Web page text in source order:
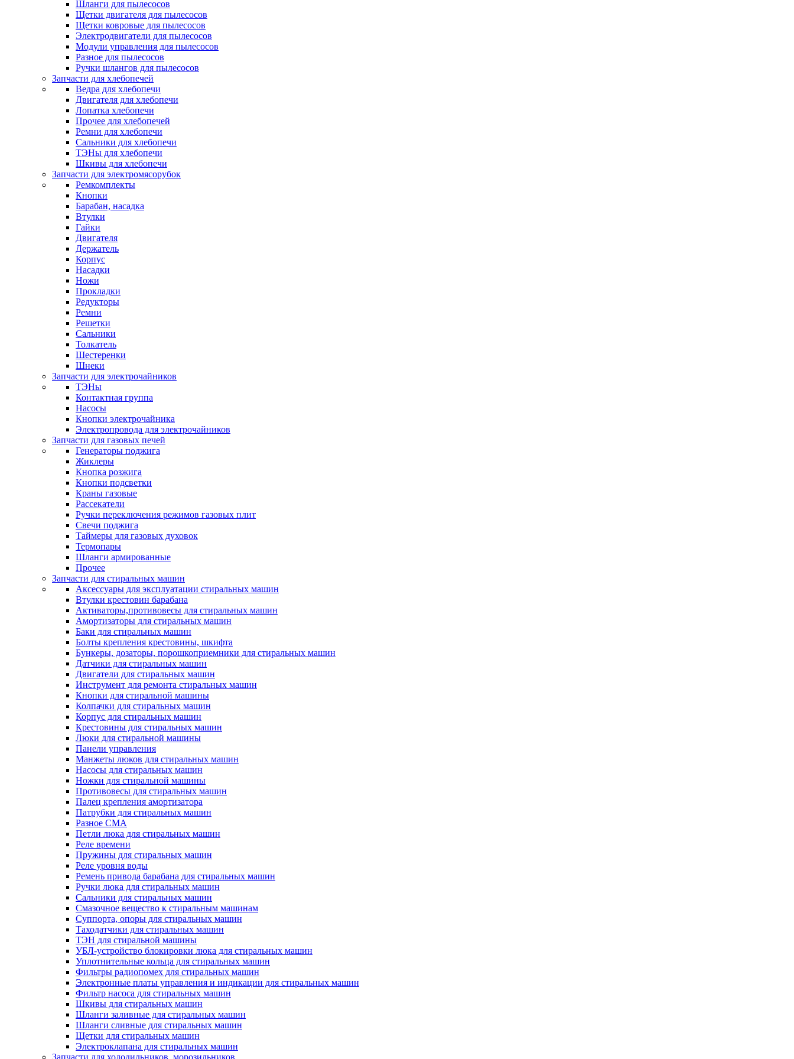
Шланги для пылесосов
Щетки двигателя для пылесосов
Щетки ковровые для пылесосов
Электродвигатели для пылесосов
Модули управления для пылесосов
Разное для пылесосов
Ручки шлангов для пылесосов
Запчасти для хлебопечей
Ведра для хлебопечи
Двигателя для хлебопечи
Лопатка хлебопечи
Прочее для хлебопечей
Ремни для хлебопечи
Сальники для хлебопечи
ТЭНы для хлебопечи
Шкивы для хлебопечи
Запчасти для электромясорубок
Ремкомплекты
Кнопки
Барабан, насадка
Втулки
Гайки
Двигателя
Держатель
Корпус
Насадки
Ножи
Прокладки
Редукторы
Ремни
Решетки
Сальники
Толкатель
Шестеренки
Шнеки
Запчасти для электрочайников
ТЭНы
Контактная группа
Насосы
Кнопки электрочайника
Электропровода для электрочайников
Запчасти для газовых печей
Генераторы поджига
Жиклеры
Кнопка розжига
Кнопки подсветки
Краны газовые
Рассекатели
Ручки переключения режимов газовых плит
Свечи поджига
Таймеры для газовых духовок
Термопары
Шланги армированные
Прочее
Запчасти для стиральных машин
Аксессуары для эксплуатации стиральных машин
Втулки крестовин барабана
Активаторы,противовесы для стиральных машин
Амортизаторы для стиральных машин
Баки для стиральных машин
Болты крепления крестовины, шкифта
Бункеры, дозаторы, порошкоприемники для стиральных машин
Датчики для стиральных машин
Двигатели для стиральных машин
Инструмент для ремонта стиральных машин
Кнопки для стиральной машины
Колпачки для стиральных машин
Корпус для стиральных машин
Крестовины для стиральных машин
Люки для стиральной машины
Панели управления
Манжеты люков для стиральных машин
Насосы для стиральных машин
Ножки для стиральной машины
Противовесы для стиральных машин
Палец крепления амортизатора
Патрубки для стиральных машин
Разное СМА
Петли люка для стиральных машин
Реле времени
Пружины для стиральных машин
Реле уровня воды
Ремень привода барабана для стиральных машин
Ручки люка для стиральных машин
Сальники для стиральных машин
Смазочное вещество к стиральным машинам
Суппорта, опоры для стиральных машин
Таходатчики для стиральных машин
ТЭН для стиральной машины
УБЛ-устройство блокировки люка для стиральных машин
Уплотнительные кольца для стиральных машин
Фильтры радиопомех для стиральных машин
Электронные платы управления и индикации для стиральных машин
Фильтр насоса для стиральных машин
Шкивы для стиральных машин
Шланги заливные для стиральных машин
Шланги сливные для стиральных машин
Щетки для стиральных машин
Электроклапана для стиральных машин
Запчасти для холодильников, морозильников